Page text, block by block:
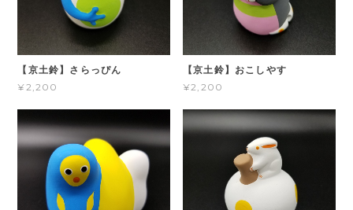
【京土鈴】さらっぴん
¥2,200
【京土鈴】おこしやす
¥2,200